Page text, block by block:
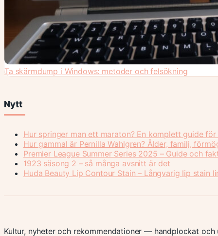
Ta skärmdump i Windows: metoder och felsökning
Nytt
Hur springer man ett maraton? En komplett guide
Hur gammal är Pernilla Wahlgren? Ålder, familj,
Premier League Summer Series 2025 – Guide och
1923 säsong 2 – så många avsnitt är det
Huda Beauty Lip Contour Stain – Långvarig lip stain
Kultur, nyheter och rekommendationer — handplockat